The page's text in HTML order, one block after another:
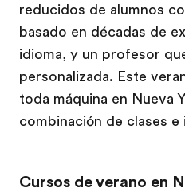
reducidos de alumnos
basado en décadas de
idioma, y un profesor
personalizada. Este
toda máquina en Nueva
combinación de clases
Cursos de verano en